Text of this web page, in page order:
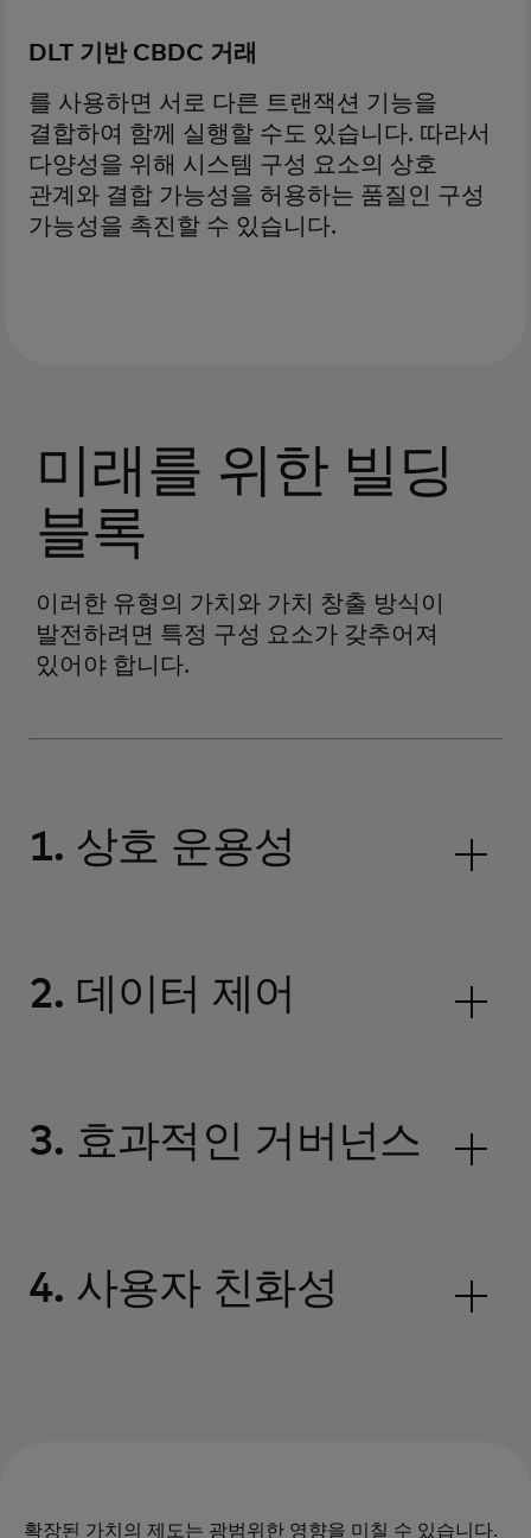
DLT 기반 CBDC 거래
를 사용하면 서로 다른 트랜잭션 기능을
결합하여 함께 실행할 수도 있습니다. 따라서
다양성을 위해 시스템 구성 요소의 상호
관계와 결합 가능성을 허용하는 품질인 구성
가능성을 촉진할 수 있습니다.
미래를 위한 빌딩
블록
이러한 유형의 가치와 가치 창출 방식이
발전하려면 특정 구성 요소가 갖추어져
있어야 합니다.
1. 상호 운용성
2. 데이터 제어
3. 효과적인 거버넌스
4. 사용자 친화성
확장된 가치의 제도는 광범위한 영향을 미칠 수 있습니다.